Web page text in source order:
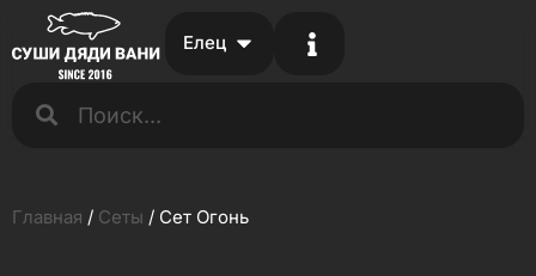
Елец
Главная / Сеты / Сет Огонь